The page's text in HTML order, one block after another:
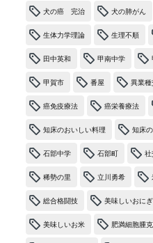
犬の癌 完治 犬の肺がん
生体力学理論 生理不順
田中英和 甲南中学
甲賀市 番屋 異業種
癌免疫療法 癌栄養療法
知床のおいしい料理 知床
石部中学 石部町 社
稀勢の里 立川勇希
総合格闘技 美味しいおにぎ
美味しいお米 肥満細胞腫